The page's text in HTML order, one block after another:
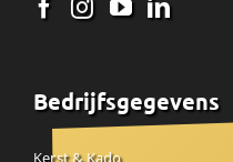
Bedrijfsgegevens
Kerst & Kado